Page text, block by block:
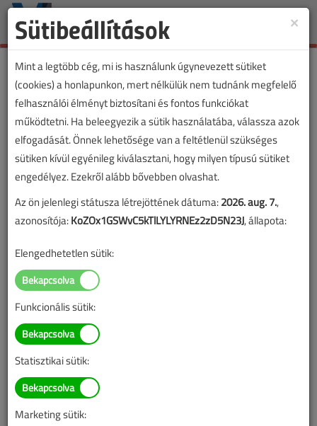
Toggle
VL cikkvásárlás
A robbanásbiztonság-technika elmúlt 20
éve és a jövő feladatai című cikk vásárlása
A vásárlással korlátlan hozzáférést kap a cikkhez, ami a
sikeres online elektronikus fizetést követően azonnal
aktiválódik. A hozzáférése nem évül el.
A rendeléshez kérjük, lépjen be!
Illetve, ha még nem tette meg, kérjük, regisztráljon!
Tudnivalók az online cikkvásárlásról
Van más mód ahhoz, hogy hozzáférjek egy cikkhez?
×
Sütibeállítások
Mint a legtöbb cég, mi is használunk úgynevezett sütiket
(cookies) a honlapunkon, mert nélkülük nem tudnánk megfelelő
felhasználói élményt biztosítani és fontos funkciókat
működtetni. Ha beleegyezik a sütik használatába, válassza azok
elfogadását. Önnek lehetősége van a feltétlenül szükséges
sütiken kívül egyénileg kiválasztani, hogy milyen típusú sütiket
engedélyez. Ezekről alább bővebben olvashat.
Az ön jelenlegi státusza létrejöttének dátuma:2026. aug. 7.,
azonosítója:KoZOx1GSWvC5kTlLYLYRNEz2zD5N23J, állapota:
Elengedhetetlen sütik:
Funkcionális sütik:
Statisztikai sütik:
Marketing sütik: